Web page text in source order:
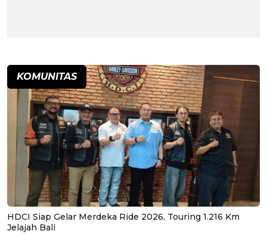
KOMUNITAS
HDCI Siap Gelar Merdeka Ride 2026, Touring 1.216 Km
Jelajah Bali